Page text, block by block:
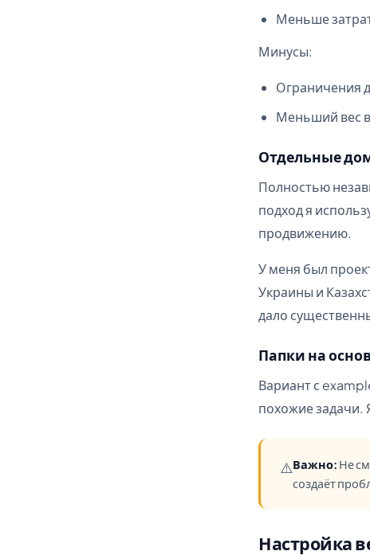
Меньше
Минусы:
Ограничения
Меньший вес
Отдельные
Полностью
подход я
продвижению.
У меня был
Украины и
дало
Папки на
Вариант с
похожие задачи.
⚠️Важно: Не
создаёт
Настройка